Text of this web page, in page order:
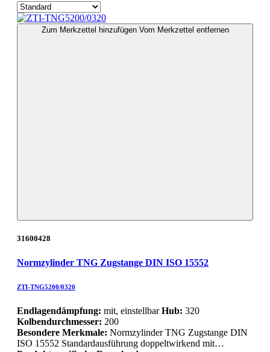
Zum Merkzettel hinzufügen Vom Merkzettel entfernen
31600428
Normzylinder TNG Zugstange DIN ISO 15552
ZTI-TNG5200/0320
Endlagendämpfung: mit, einstellbarHub: 320
Kolbendurchmesser: 200
Besondere Merkmale: Normzylinder TNG Zugstange DIN
ISO 15552 Standardausführung doppeltwirkend mit…